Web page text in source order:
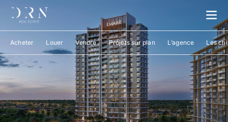
Acheter Louer Vendre Projets sur plan L’agence Les